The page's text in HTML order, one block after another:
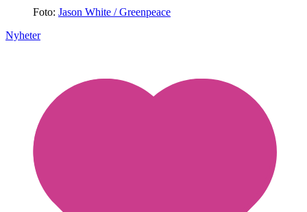
Foto: Jason White / Greenpeace
Nyheter